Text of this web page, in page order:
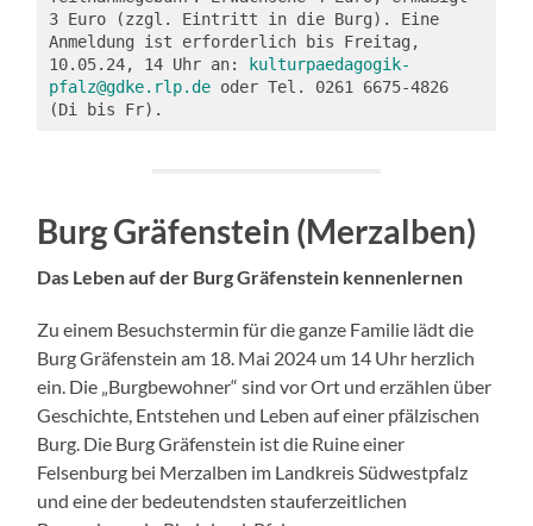
3 Euro (zzgl. Eintritt in die Burg). Eine
Anmeldung ist erforderlich bis Freitag,
10.05.24, 14 Uhr an:
kulturpaedagogik-
pfalz@gdke.rlp.de oder Tel. 0261 6675-4826
(Di bis Fr).
Burg Gräfenstein (Merzalben)
Das Leben auf der Burg Gräfenstein kennenlernen
Zu einem Besuchstermin für die ganze Familie lädt die
Burg Gräfenstein am 18. Mai 2024 um 14 Uhr herzlich
ein. Die „Burgbewohner“ sind vor Ort und erzählen über
Geschichte, Entstehen und Leben auf einer pfälzischen
Burg. Die Burg Gräfenstein ist die Ruine einer
Felsenburg bei Merzalben im Landkreis Südwestpfalz
und eine der bedeutendsten stauferzeitlichen